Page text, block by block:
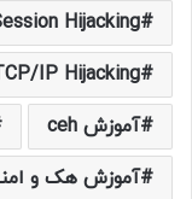
Hijacking
IP Hijacking
آموزش ceh
آموزش هک و